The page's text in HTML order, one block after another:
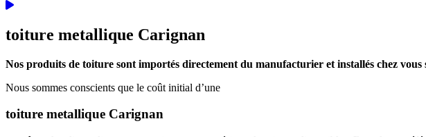
toiture metallique Carignan
Nos produits de toiture sont importés directement du manufacturier et installés chez vous
Nous sommes conscients que le coût initial d’une
toiture metallique Carignan